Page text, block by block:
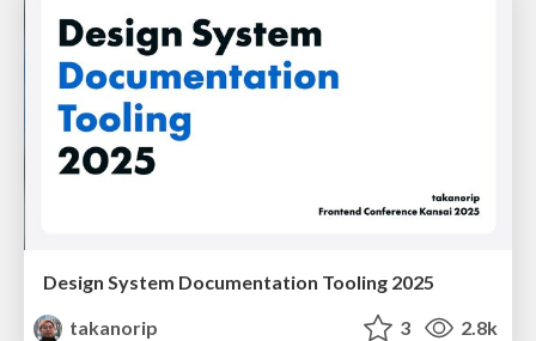
Design System Documentation Tooling 2025
takanorip
3 2.8k